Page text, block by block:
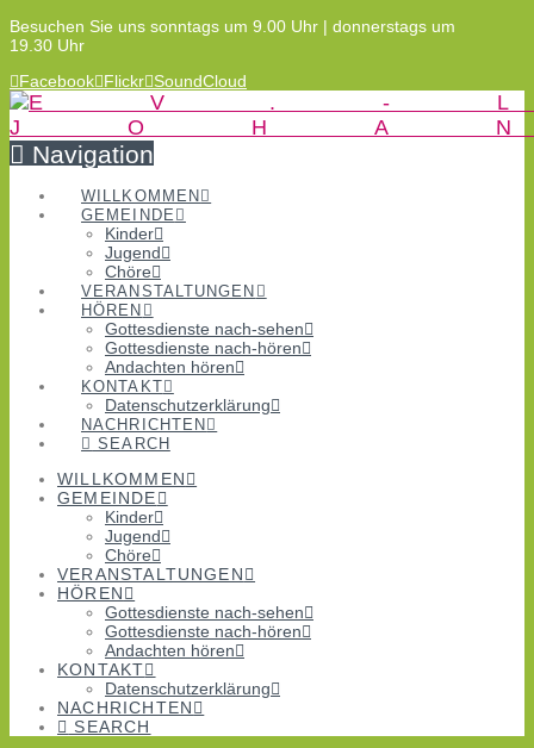
Besuchen Sie uns sonntags um 9.00 Uhr | donnerstags um
19.30 Uhr
Facebook Flickr SoundCloud
Navigation
WILLKOMMEN
GEMEINDE
Kinder
Jugend
Chöre
VERANSTALTUNGEN
HÖREN
Gottesdienste nach-sehen
Gottesdienste nach-hören
Andachten hören
KONTAKT
Datenschutzerklärung
NACHRICHTEN
SEARCH
WILLKOMMEN
GEMEINDE
Kinder
Jugend
Chöre
VERANSTALTUNGEN
HÖREN
Gottesdienste nach-sehen
Gottesdienste nach-hören
Andachten hören
KONTAKT
Datenschutzerklärung
NACHRICHTEN
SEARCH